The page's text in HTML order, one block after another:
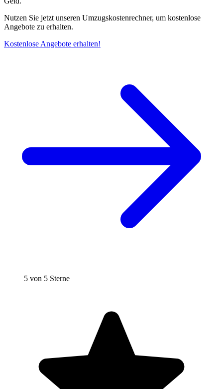
Nutzen Sie jetzt unseren Umzugskostenrechner, um kostenlose
Angebote zu erhalten.
Kostenlose Angebote erhalten!
5 von 5 Sterne